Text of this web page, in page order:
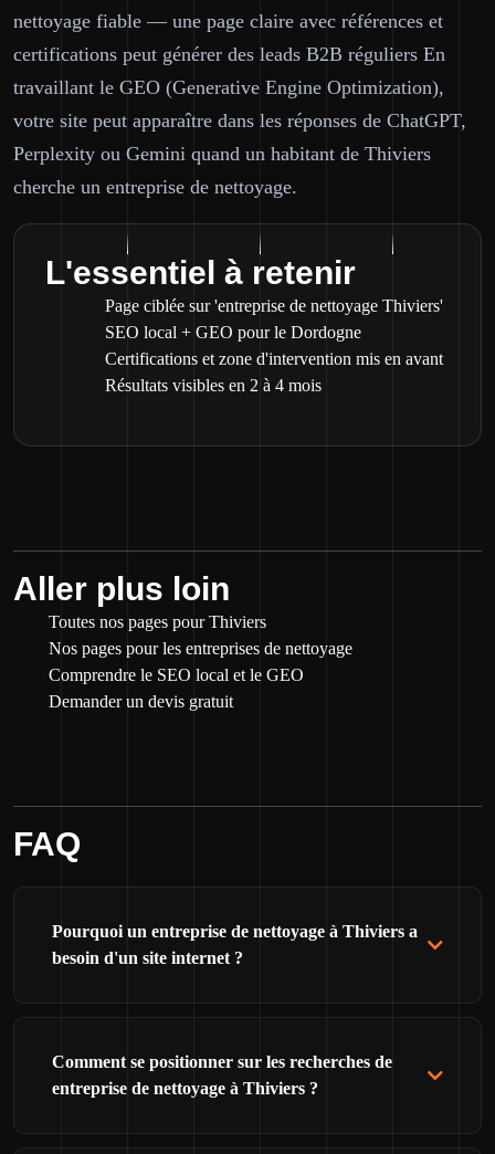
nettoyage fiable — une page claire avec références et
certifications peut générer des leads B2B réguliers En
travaillant le GEO (Generative Engine Optimization),
votre site peut apparaître dans les réponses de ChatGPT,
Perplexity ou Gemini quand un habitant de Thiviers
cherche un entreprise de nettoyage.
L'essentiel à retenir
Page ciblée sur 'entreprise de nettoyage Thiviers'
SEO local + GEO pour le Dordogne
Certifications et zone d'intervention mis en avant
Résultats visibles en 2 à 4 mois
Aller plus loin
Toutes nos pages pour Thiviers
Nos pages pour les entreprises de nettoyage
Comprendre le SEO local et le GEO
Demander un devis gratuit
FAQ
Pourquoi un entreprise de nettoyage à Thiviers a
besoin d'un site internet ?
Comment se positionner sur les recherches de
entreprise de nettoyage à Thiviers ?